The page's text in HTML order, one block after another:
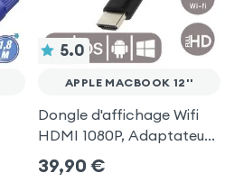
5.0
APPLE MACBOOK 12''
Dongle d'affichage Wifi
HDMI 1080P, Adaptateur
d'affichage Vidéo Sans-fil
TV pour Apple MacBook
39,90 €